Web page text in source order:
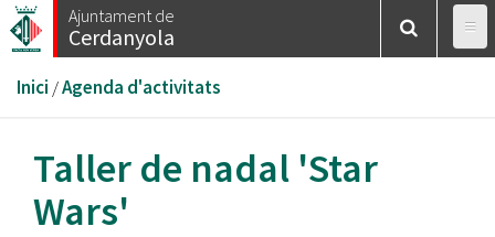
Vés
al
Ajuntament de
Cerdanyola
Esteu
aquí
Inici /Agenda d'activitats
Taller de nadal 'Star
Wars'